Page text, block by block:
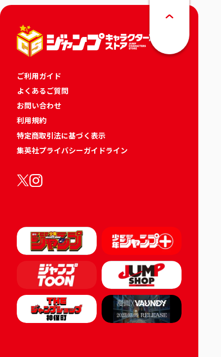
ご利用ガイド
よくあるご質問
お問い合わせ
利用規約
特定商取引法に基づく表示
集英社プライバシーガイドライン